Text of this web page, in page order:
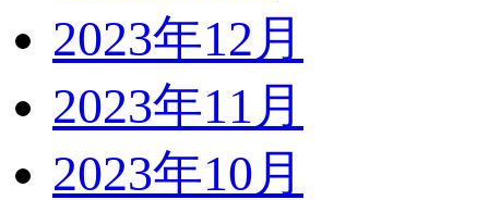
2023年12月
2023年11月
2023年10月